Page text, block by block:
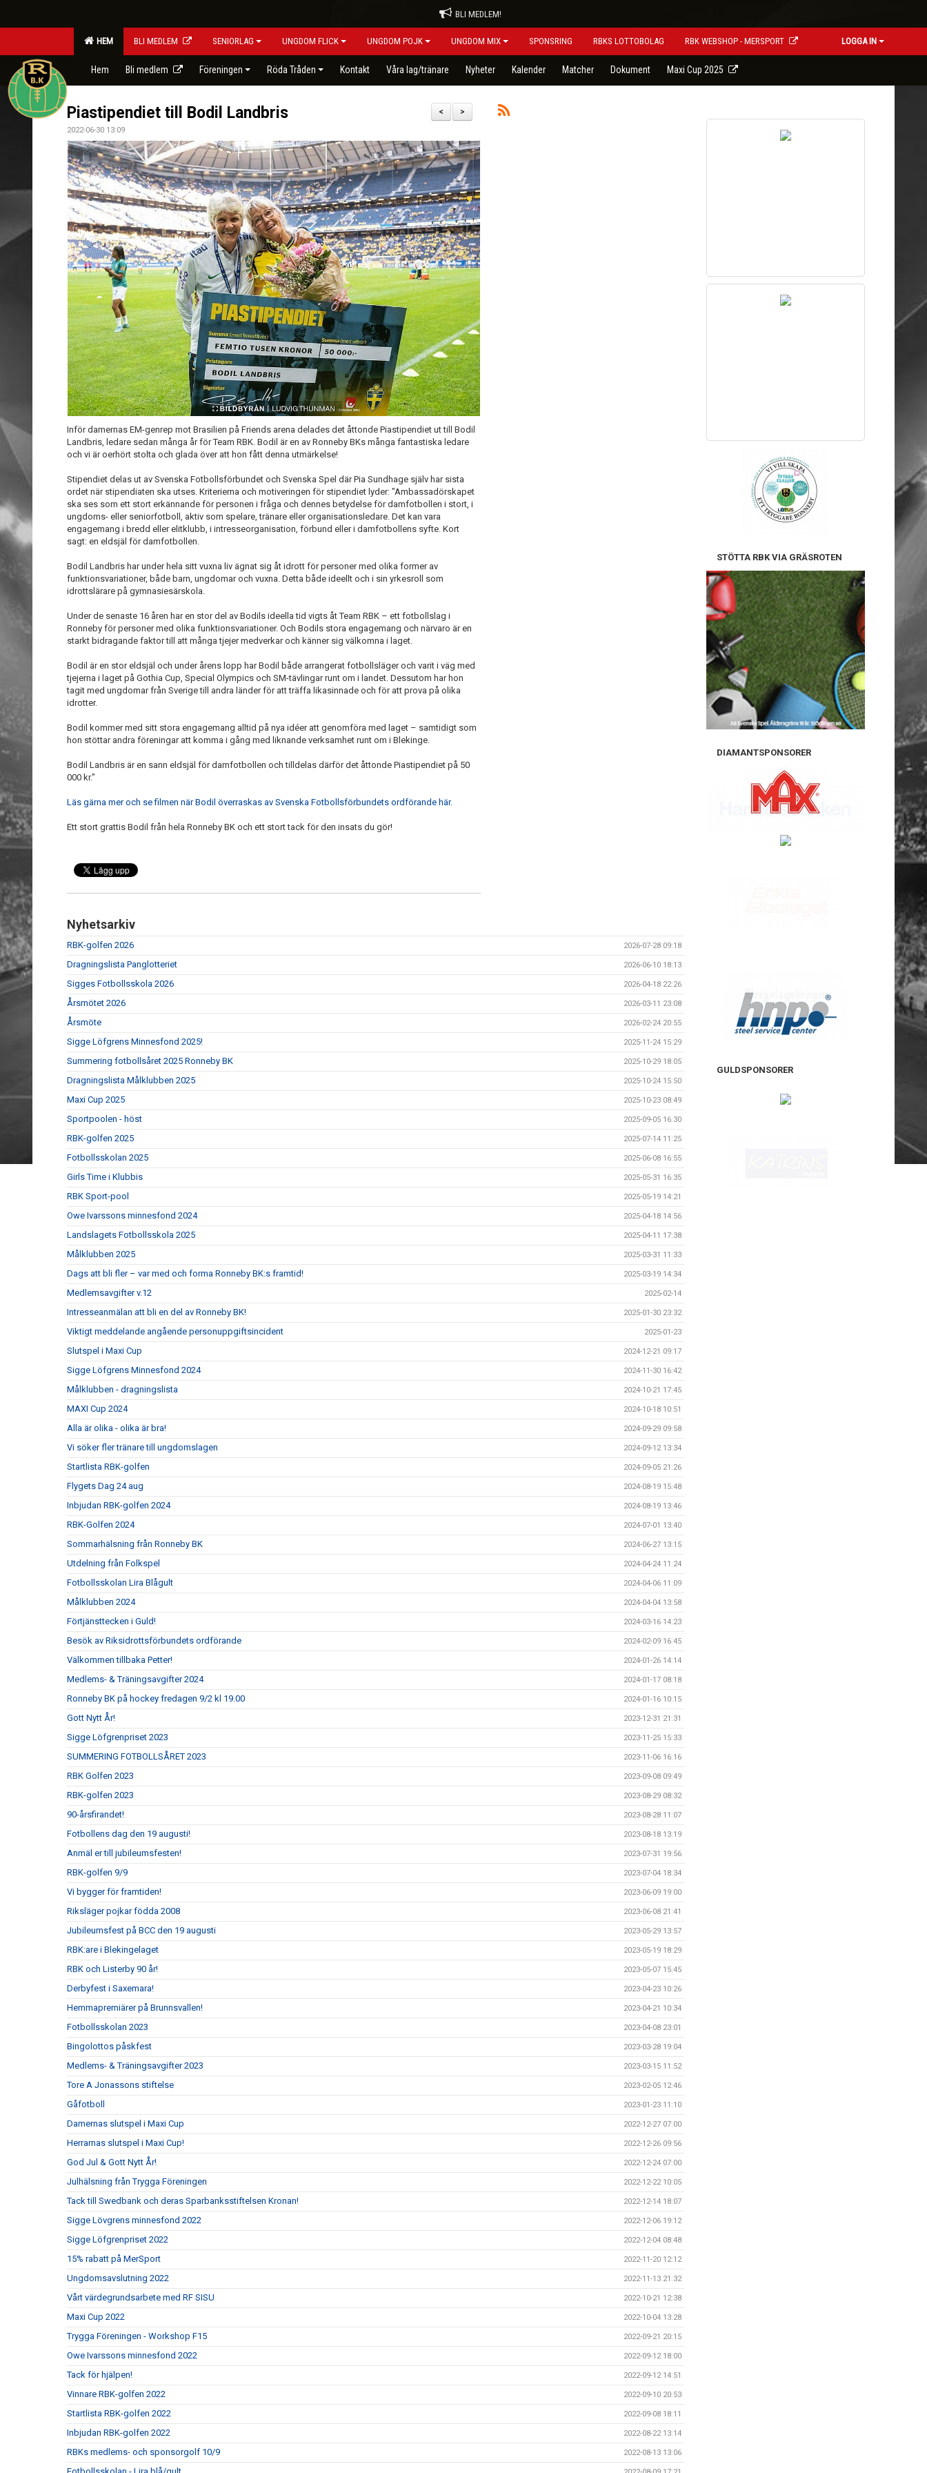
BLI MEDLEM!
HEM BLI MEDLEM SENIORLAG UNGDOM FLICK UNGDOM POJK UNGDOM MIX SPONSRING RBKS LOTTOBOLAG RBK WEBSHOP - MERSPORT LOGGA IN
Hem Bli medlem Föreningen Röda Tråden Kontakt Våra lag/tränare Nyheter Kalender Matcher Dokument Maxi Cup 2025
>
<
Piastipendiet till Bodil Landbris
2022-06-30 13:09
Inför damernas EM-genrep mot Brasilien på Friends arena delades det åttonde Piastipendiet ut till Bodil
Landbris, ledare sedan många år för Team RBK. Bodil är en av Ronneby BKs många fantastiska ledare
och vi är oerhört stolta och glada över att hon fått denna utmärkelse!
Stipendiet delas ut av Svenska Fotbollsförbundet och Svenska Spel där Pia Sundhage själv har sista
ordet när stipendiaten ska utses. Kriterierna och motiveringen för stipendiet lyder: "Ambassadörskapet
ska ses som ett stort erkännande för personen i fråga och dennes betydelse för damfotbollen i stort, i
ungdoms- eller seniorfotboll, aktiv som spelare, tränare eller organisationsledare. Det kan vara
engagemang i bredd eller elitklubb, i intresseorganisation, förbund eller i damfotbollens syfte. Kort
sagt: en eldsjäl för damfotbollen.
Bodil Landbris har under hela sitt vuxna liv ägnat sig åt idrott för personer med olika former av
funktionsvariationer, både barn, ungdomar och vuxna. Detta både ideellt och i sin yrkesroll som
idrottslärare på gymnasiesärskola.
Under de senaste 16 åren har en stor del av Bodils ideella tid vigts åt Team RBK – ett fotbollslag i
Ronneby för personer med olika funktionsvariationer. Och Bodils stora engagemang och närvaro är en
starkt bidragande faktor till att många tjejer medverkar och känner sig välkomna i laget.
Bodil är en stor eldsjäl och under årens lopp har Bodil både arrangerat fotbollsläger och varit i väg med
tjejerna i laget på Gothia Cup, Special Olympics och SM-tävlingar runt om i landet. Dessutom har hon
tagit med ungdomar från Sverige till andra länder för att träffa likasinnade och för att prova på olika
idrotter.
Bodil kommer med sitt stora engagemang alltid på nya idéer att genomföra med laget – samtidigt som
hon stöttar andra föreningar att komma i gång med liknande verksamhet runt om i Blekinge.
Bodil Landbris är en sann eldsjäl för damfotbollen och tilldelas därför det åttonde Piastipendiet på 50
000 kr."
Läs gärna mer och se filmen när Bodil överraskas av Svenska Fotbollsförbundets ordförande här.
Ett stort grattis Bodil från hela Ronneby BK och ett stort tack för den insats du gör!
Nyhetsarkiv
RBK-golfen 2026 2026-07-28 09:18
Dragningslista Panglotteriet 2026-06-10 18:13
Sigges Fotbollsskola 2026 2026-04-18 22:26
Årsmötet 2026 2026-03-11 23:08
Årsmöte 2026-02-24 20:55
Sigge Löfgrens Minnesfond 2025! 2025-11-24 15:29
Summering fotbollsåret 2025 Ronneby BK 2025-10-29 18:05
Dragningslista Målklubben 2025 2025-10-24 15:50
Maxi Cup 2025 2025-10-23 08:49
Sportpoolen - höst 2025-09-05 16:30
RBK-golfen 2025 2025-07-14 11:25
Fotbollsskolan 2025 2025-06-08 16:55
Girls Time i Klubbis 2025-05-31 16:35
RBK Sport-pool 2025-05-19 14:21
Owe Ivarssons minnesfond 2024 2025-04-18 14:56
Landslagets Fotbollsskola 2025 2025-04-11 17:38
Målklubben 2025 2025-03-31 11:33
Dags att bli fler – var med och forma Ronneby BK:s framtid! 2025-03-19 14:34
Medlemsavgifter v.12 2025-02-14
Intresseanmälan att bli en del av Ronneby BK! 2025-01-30 23:32
Viktigt meddelande angående personuppgiftsincident 2025-01-23
Slutspel i Maxi Cup 2024-12-21 09:17
Sigge Löfgrens Minnesfond 2024 2024-11-30 16:42
Målklubben - dragningslista 2024-10-21 17:45
MAXI Cup 2024 2024-10-18 10:51
Alla är olika - olika är bra! 2024-09-29 09:58
Vi söker fler tränare till ungdomslagen 2024-09-12 13:34
Startlista RBK-golfen 2024-09-05 21:26
Flygets Dag 24 aug 2024-08-19 15:48
Inbjudan RBK-golfen 2024 2024-08-19 13:46
RBK-Golfen 2024 2024-07-01 13:40
Sommarhälsning från Ronneby BK 2024-06-27 13:15
Utdelning från Folkspel 2024-04-24 11:24
Fotbollsskolan Lira Blågult 2024-04-06 11:09
Målklubben 2024 2024-04-04 13:58
Förtjänsttecken i Guld! 2024-03-16 14:23
Besök av Riksidrottsförbundets ordförande 2024-02-09 16:45
Välkommen tillbaka Petter! 2024-01-26 14:14
Medlems- & Träningsavgifter 2024 2024-01-17 08:18
Ronneby BK på hockey fredagen 9/2 kl 19.00 2024-01-16 10:15
Gott Nytt År! 2023-12-31 21:31
Sigge Löfgrenpriset 2023 2023-11-25 15:33
SUMMERING FOTBOLLSÅRET 2023 2023-11-06 16:16
RBK Golfen 2023 2023-09-08 09:49
RBK-golfen 2023 2023-08-29 08:32
90-årsfirandet! 2023-08-28 11:07
Fotbollens dag den 19 augusti! 2023-08-18 13:19
Anmäl er till jubileumsfesten! 2023-07-31 19:56
RBK-golfen 9/9 2023-07-04 18:34
Vi bygger för framtiden! 2023-06-09 19:00
Riksläger pojkar födda 2008 2023-06-08 21:41
Jubileumsfest på BCC den 19 augusti 2023-05-29 13:57
RBK:are i Blekingelaget 2023-05-19 18:29
RBK och Listerby 90 år! 2023-05-07 15:45
Derbyfest i Saxemara! 2023-04-23 10:26
Hemmapremiärer på Brunnsvallen! 2023-04-21 10:34
Fotbollsskolan 2023 2023-04-08 23:01
Bingolottos påskfest 2023-03-28 19:04
Medlems- & Träningsavgifter 2023 2023-03-15 11:52
Tore A Jonassons stiftelse 2023-02-05 12:46
Gåfotboll 2023-01-23 11:10
Damernas slutspel i Maxi Cup 2022-12-27 07:00
Herrarnas slutspel i Maxi Cup! 2022-12-26 09:56
God Jul & Gott Nytt År! 2022-12-24 07:00
Julhälsning från Trygga Föreningen 2022-12-22 10:05
Tack till Swedbank och deras Sparbanksstiftelsen Kronan! 2022-12-14 18:07
Sigge Lövgrens minnesfond 2022 2022-12-06 19:12
Sigge Löfgrenpriset 2022 2022-12-04 08:48
15% rabatt på MerSport 2022-11-20 12:12
Ungdomsavslutning 2022 2022-11-13 21:32
Vårt värdegrundsarbete med RF SISU 2022-10-21 12:38
Maxi Cup 2022 2022-10-04 13:28
Trygga Föreningen - Workshop F15 2022-09-21 20:15
Owe Ivarssons minnesfond 2022 2022-09-12 18:00
Tack för hjälpen! 2022-09-12 14:51
Vinnare RBK-golfen 2022 2022-09-10 20:53
Startlista RBK-golfen 2022 2022-09-08 18:11
Inbjudan RBK-golfen 2022 2022-08-22 13:14
RBKs medlems- och sponsorgolf 10/9 2022-08-13 13:06
STÖTTA RBK VIA GRÄSROTEN
DIAMANTSPONSORER
GULDSPONSORER